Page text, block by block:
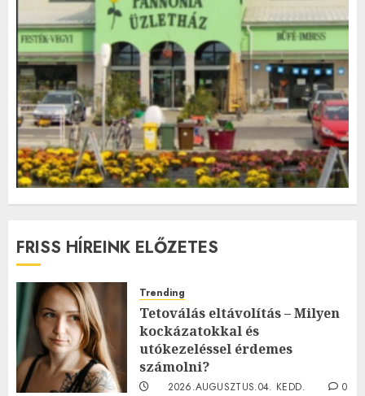
FRISS HÍREINK ELŐZETES
Trending
Tetoválás eltávolítás – Milyen
kockázatokkal és
utókezeléssel érdemes
számolni?
2026.AUGUSZTUS.04. KEDD.
0